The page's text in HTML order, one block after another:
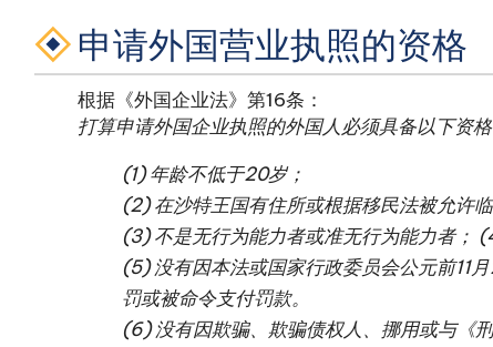
申请外国营业执照的资格
根据《外国企业法》第16条：
打算申请外国企业执照的外国人必须具备以下资
(1) 年龄不低于20岁；
(2) 在沙特王国有住所或根据移民法被允许
(3) 不是无行为能力者或准无行为能力者；
(5) 没有因本法或国家行政委员会公元前11
罚或被命令支付罚款。
(6) 没有因欺骗、欺骗债权人、挪用或与《